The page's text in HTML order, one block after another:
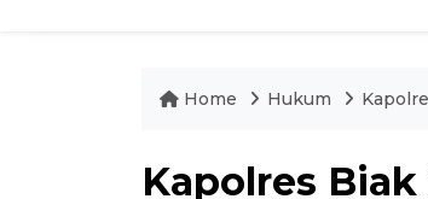
Home Hukum
Kapolres